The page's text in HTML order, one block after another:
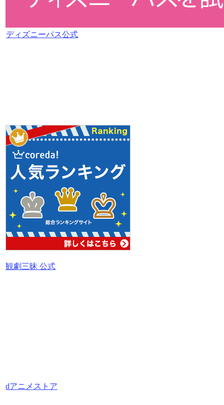
ディズニーパス公式
観劇三昧 公式
dアニメストア